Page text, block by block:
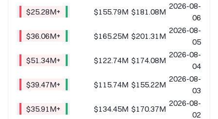
2026-08-
06
$181.08M
$155.79M
+$25.28M
2026-08-
05
$201.31M
$165.25M
+$36.06M
2026-08-
04
$174.08M
$122.74M
+$51.34M
2026-08-
03
$155.22M
$115.74M
+$39.47M
2026-08-
02
$170.37M
$134.45M
+$35.91M